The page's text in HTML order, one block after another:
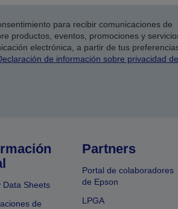
para recibir comunicaciones de
productos, eventos, promociones y
electrónica, a partir de tus
de información sobre privacidad de
Data Sheets
de
Partners
Portal de colaboradores
de Epson
LPGA